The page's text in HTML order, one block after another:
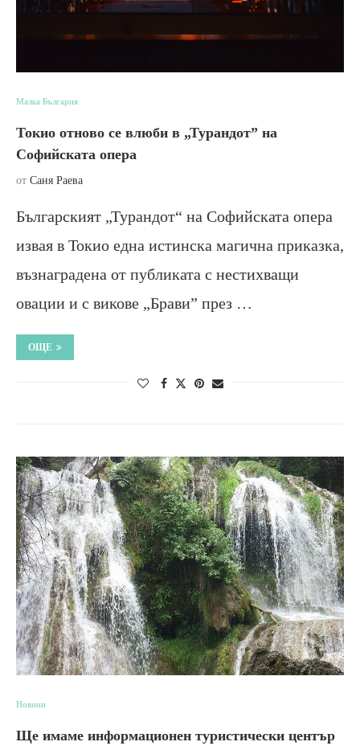
Малка България
Токио отново се влюби в „Турандот” на
Софийската опера
от Саня Раева
Българският „Турандот“ на Софийската опера
извая в Токио една истинска магична приказка,
възнаградена от публиката с нестихващи
овации и с викове „Брави” през …
ОЩЕ
Новини
Ще имаме информационен туристически център